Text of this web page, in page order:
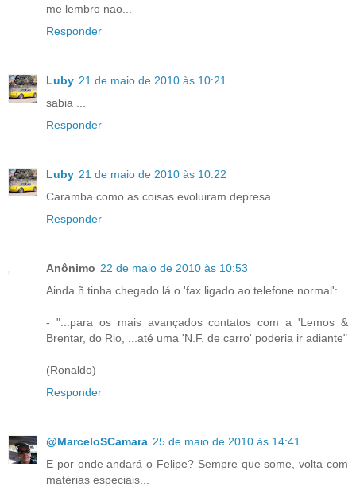
me lembro nao...
Responder
Luby 21 de maio de 2010 às 10:21
sabia ...
Responder
Luby 21 de maio de 2010 às 10:22
Caramba como as coisas evoluiram depresa...
Responder
Anônimo 22 de maio de 2010 às 10:53
Ainda ñ tinha chegado lá o 'fax ligado ao telefone normal':
- "...para os mais avançados contatos com a 'Lemos &
Brentar, do Rio, ...até uma 'N.F. de carro' poderia ir adiante"
(Ronaldo)
Responder
@MarceloSCamara 25 de maio de 2010 às 14:41
E por onde andará o Felipe? Sempre que some, volta com
matérias especiais...